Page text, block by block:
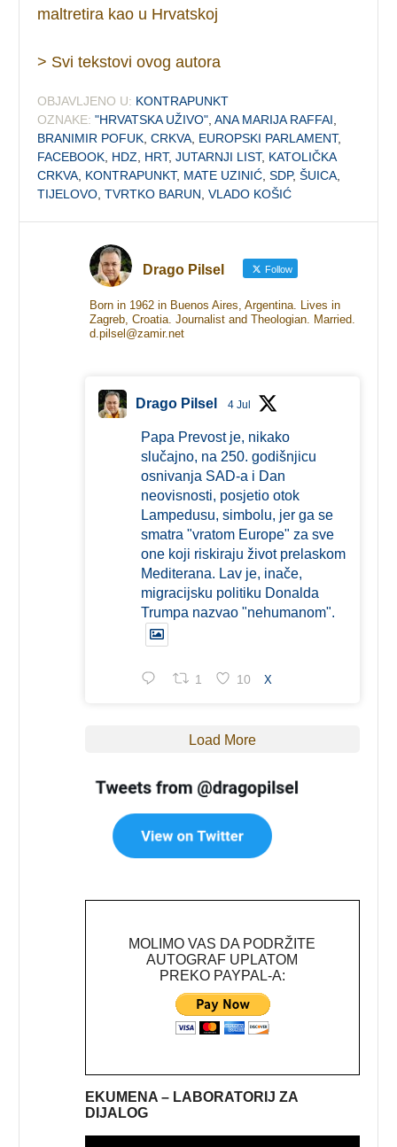
maltretira kao u Hrvatskoj
> Svi tekstovi ovog autora
OBJAVLJENO U: KONTRAPUNKT
OZNAKE: "HRVATSKA UŽIVO" ,ANA MARIJA RAFFAI
BRANIMIR POFUK ,CRKVA EUROPSKI PARLAMENT,
FACEBOOK HDZ HRT,JUTARNJI LIST, KATOLIČKA
CRKVA KONTRAPUNKT, MATE UZINIĆ ,SDP,ŠUICA
TIJELOVO ,TVRTKO BARUN ,VLADO KOŠIĆ
Drago Pilsel Follow
Born in 1962 in Buenos Aires, Argentina. Lives in
Zagreb, Croatia. Journalist and Theologian. Married.
d.pilsel@zamir.net
Drago Pilsel 4 Jul
Papa Prevost je, nikako
slučajno, na 250. godišnjicu
osnivanja SAD-a i Dan
neovisnosti, posjetio otok
Lampedusu, simbolu, jer ga se
smatra "vratom Europe" za sve
one koji riskiraju život prelaskom
Mediterana. Lav je, inače,
migracijsku politiku Donalda
Trumpa nazvao "nehumanom".
1 10 X
Load More
MOLIMO VAS DA PODRŽITE
AUTOGRAF UPLATOM
PREKO PAYPAL-A:
EKUMENA – LABORATORIJ ZA
DIJALOG